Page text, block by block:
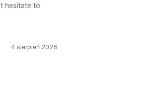
hesitate to
4 sierpień 2026